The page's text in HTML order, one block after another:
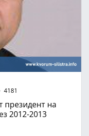
4181
президент на
2012-2013